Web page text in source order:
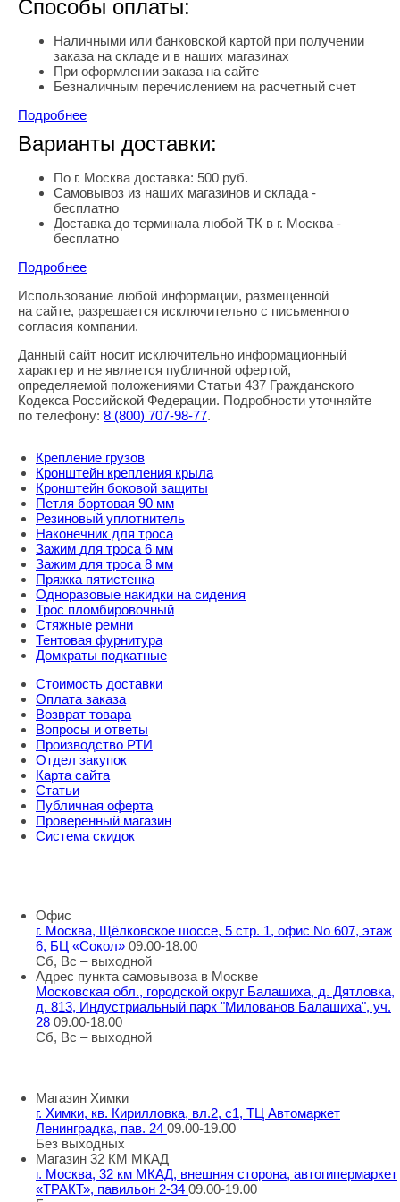
Способы оплаты:
Наличными или банковской картой при получении
заказа на складе и в наших магазинах
При оформлении заказа на сайте
Безналичным перечислением на расчетный счет
Подробнее
Варианты доставки:
По г. Москва доставка: 500 руб.
Самовывоз из наших магазинов и склада -
бесплатно
Доставка до терминала любой ТК в г. Москва -
бесплатно
Подробнее
Правовая информация
Использование любой информации, размещенной
на сайте, разрешается исключительно с письменного
согласия компании.
Данный сайт носит исключительно информационный
характер и не является публичной офертой,
определяемой положениями Статьи 437 Гражданского
Кодекса Российской Федерации. Подробности уточняйте
по телефону: 8 (800) 707-98-77.
Крепление грузов
Кронштейн крепления крыла
Кронштейн боковой защиты
Петля бортовая 90 мм
Резиновый уплотнитель
Наконечник для троса
Зажим для троса 6 мм
Зажим для троса 8 мм
Пряжка пятистенка
Одноразовые накидки на сидения
Трос пломбировочный
Стяжные ремни
Тентовая фурнитура
Домкраты подкатные
Стоимость доставки
Оплата заказа
Возврат товара
Вопросы и ответы
Производство РТИ
Отдел закупок
Карта сайта
Статьи
Публичная оферта
Проверенный магазин
Система скидок
Офис
г. Москва, Щёлковское шоссе, 5 стр. 1, офис No 607, этаж
6, БЦ «Сокол» 09.00-18.00
Сб, Вс – выходной
Адрес пункта самовывоза в Москве
Московская обл., городской округ Балашиха, д. Дятловка,
д. 813, Индустриальный парк "Милованов Балашиха", уч.
28 09.00-18.00
Сб, Вс – выходной
Магазин Химки
г. Химки, кв. Кирилловка, вл.2, с1, ТЦ Автомаркет
Ленинградка, пав. 24 09.00-19.00
Без выходных
Магазин 32 КМ МКАД
г. Москва, 32 км МКАД, внешняя сторона, автогипермаркет
«ТРАКТ», павильон 2-34 09.00-19.00